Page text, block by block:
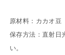
原材料：カカオ豆
保存方法：直射日
い。